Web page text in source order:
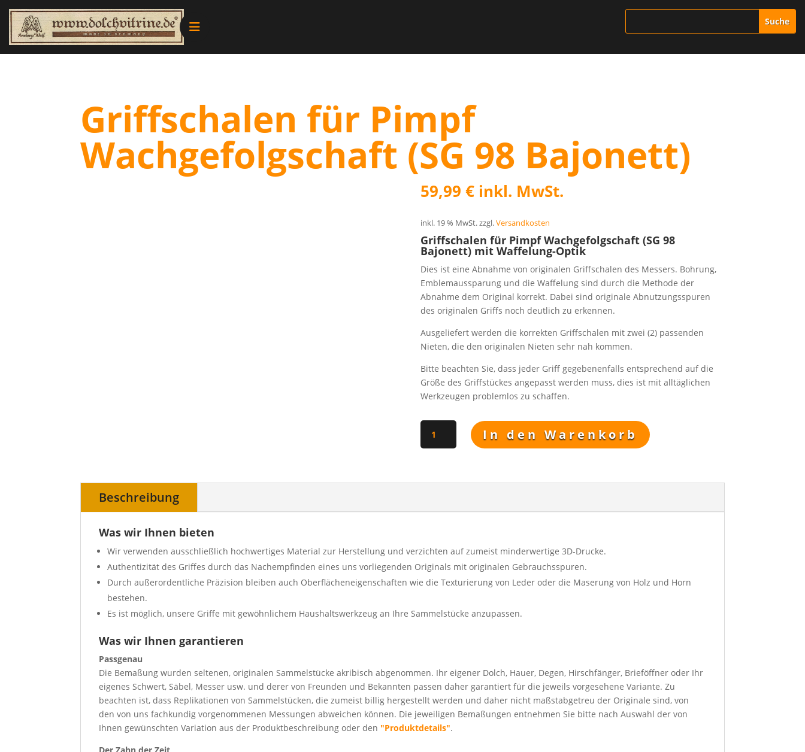
Alle Produkte
Ersatzteile
Literatur
Griffschalen für Pimpf
Wachgefolgschaft (SG 98 Bajonett)
59,99 € inkl. MwSt.
inkl. 19 % MwSt. zzgl.Versandkosten
Griffschalen für Pimpf Wachgefolgschaft (SG 98
Bajonett) mit Waffelung-Optik
Dies ist eine Abnahme von originalen Griffschalen des Messers. Bohrung,
Emblemaussparung und die Waffelung sind durch die Methode der
Abnahme dem Original korrekt. Dabei sind originale Abnutzungsspuren
des originalen Griffs noch deutlich zu erkennen.
Ausgeliefert werden die korrekten Griffschalen mit zwei (2) passenden
Nieten, die den originalen Nieten sehr nah kommen.
Bitte beachten Sie, dass jeder Griff gegebenenfalls entsprechend auf die
Größe des Griffstückes angepasst werden muss, dies ist mit alltäglichen
Werkzeugen problemlos zu schaffen.
Griffschalen
(SG
Bajonett)
In den Warenkorb
Beschreibung
Was wir Ihnen bieten
Wir verwenden ausschließlich hochwertiges Material zur Herstellung und verzichten auf zumeist minderwertige 3D-Drucke.
Authentizität des Griffes durch das Nachempfinden eines uns vorliegenden Originals mit originalen Gebrauchsspuren.
Durch außerordentliche Präzision bleiben auch Oberflächeneigenschaften wie die Texturierung von Leder oder die Maserung von Holz und Horn
bestehen.
Es ist möglich, unsere Griffe mit gewöhnlichem Haushaltswerkzeug an Ihre Sammelstücke anzupassen.
Was wir Ihnen garantieren
Passgenau
Die Bemaßung wurden seltenen, originalen Sammelstücke akribisch abgenommen. Ihr eigener Dolch, Hauer, Degen, Hirschfänger, Brieföffner oder Ihr
eigenes Schwert, Säbel, Messer usw. und derer von Freunden und Bekannten passen daher garantiert für die jeweils vorgesehene Variante. Zu
beachten ist, dass Replikationen von Sammelstücken, die zumeist billig hergestellt werden und daher nicht maßstabgetreu der Originale sind, von
den von uns fachkundig vorgenommenen Messungen abweichen können. Die jeweiligen Bemaßungen entnehmen Sie bitte nach Auswahl der von
Ihnen gewünschten Variation aus der Produktbeschreibung oder den "Produktdetails".